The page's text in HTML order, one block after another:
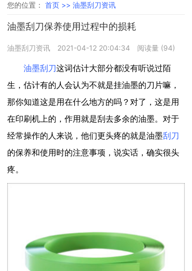
您的位置： 首页 >> 油墨刮刀资讯
油墨刮刀保养使用过程中的损耗
油墨刮刀资讯 2021-04-12 20:04:34 阅读量 (94)
油墨刮刀这词估计大部分都没有听说过陌
生，估计有的人会认为不就是挂油墨的刀片嘛，
那你知道这是用在什么地方的吗？对了，这是用
在印刷机上的，作用就是刮去多余的油墨。对于
经常操作的人来说，他们更头疼的就是油墨刮刀
的保养和使用时的注意事项，说实话，确实很头
疼。